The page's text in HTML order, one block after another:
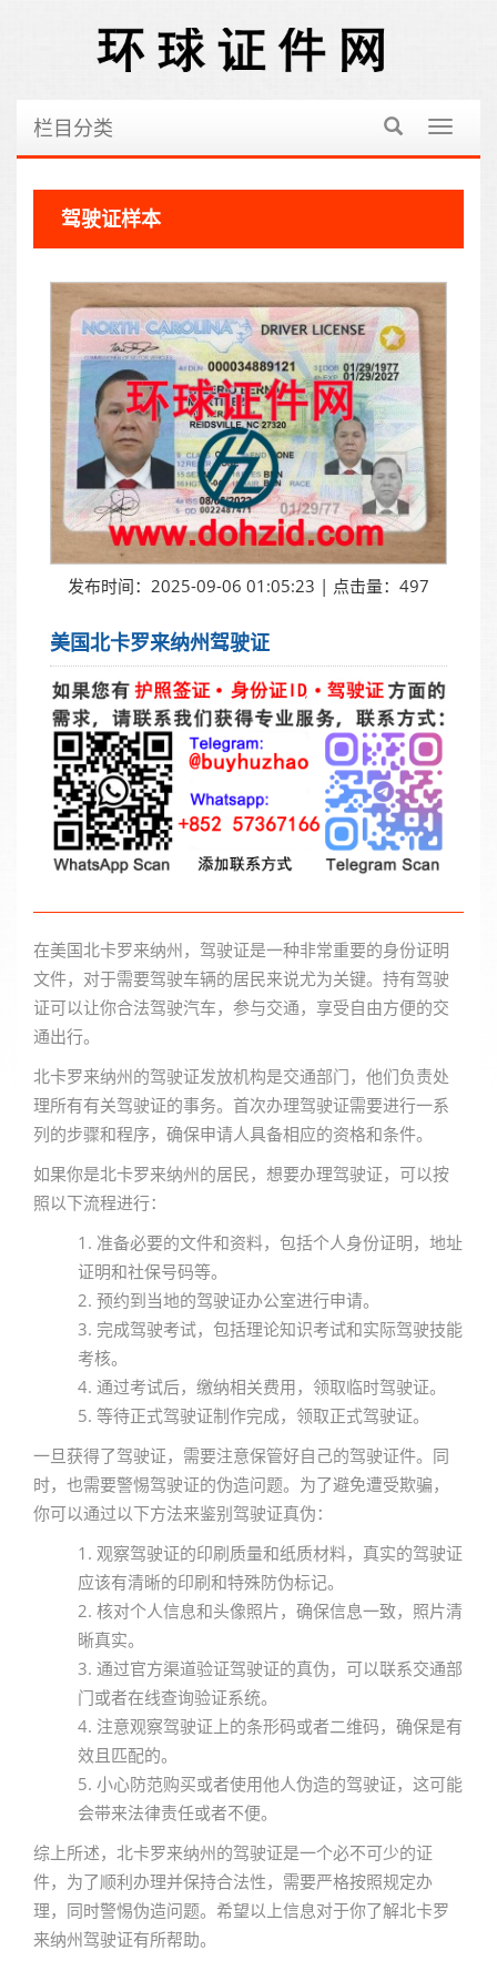
切
航
栏目分类
驾驶证样本
发布时间：2025-09-06 01:05:23 | 点击量：497
美国北卡罗来纳州驾驶证
在美国北卡罗来纳州，驾驶证是一种非常重要的身份证明
文件，对于需要驾驶车辆的居民来说尤为关键。持有驾驶
证可以让你合法驾驶汽车，参与交通，享受自由方便的交
通出行。
北卡罗来纳州的驾驶证发放机构是交通部门，他们负责处
理所有有关驾驶证的事务。首次办理驾驶证需要进行一系
列的步骤和程序，确保申请人具备相应的资格和条件。
如果你是北卡罗来纳州的居民，想要办理驾驶证，可以按
照以下流程进行：
1. 准备必要的文件和资料，包括个人身份证明，地址
证明和社保号码等。
2. 预约到当地的驾驶证办公室进行申请。
3. 完成驾驶考试，包括理论知识考试和实际驾驶技能
考核。
4. 通过考试后，缴纳相关费用，领取临时驾驶证。
5. 等待正式驾驶证制作完成，领取正式驾驶证。
一旦获得了驾驶证，需要注意保管好自己的驾驶证件。同
时，也需要警惕驾驶证的伪造问题。为了避免遭受欺骗，
你可以通过以下方法来鉴别驾驶证真伪：
1. 观察驾驶证的印刷质量和纸质材料，真实的驾驶证
应该有清晰的印刷和特殊防伪标记。
2. 核对个人信息和头像照片，确保信息一致，照片清
晰真实。
3. 通过官方渠道验证驾驶证的真伪，可以联系交通部
门或者在线查询验证系统。
4. 注意观察驾驶证上的条形码或者二维码，确保是有
效且匹配的。
5. 小心防范购买或者使用他人伪造的驾驶证，这可能
会带来法律责任或者不便。
综上所述，北卡罗来纳州的驾驶证是一个必不可少的证
件，为了顺利办理并保持合法性，需要严格按照规定办
理，同时警惕伪造问题。希望以上信息对于你了解北卡罗
来纳州驾驶证有所帮助。